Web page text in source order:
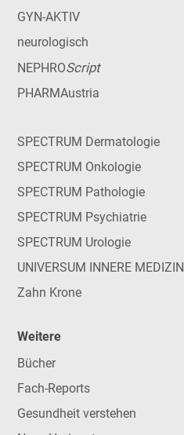
GYN-AKTIV
neurologisch
NEPHROScript
PHARMAustria
SPECTRUM Dermatologie
SPECTRUM Onkologie
SPECTRUM Pathologie
SPECTRUM Psychiatrie
SPECTRUM Urologie
UNIVERSUM INNERE MEDIZIN
Zahn Krone
Weitere
Bücher
Fach-Reports
Gesundheit verstehen